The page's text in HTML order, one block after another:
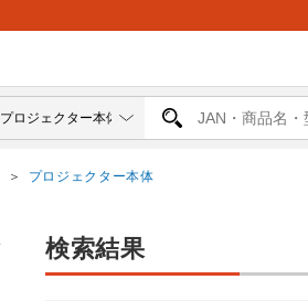
＞ プロジェクター本体
検索結果